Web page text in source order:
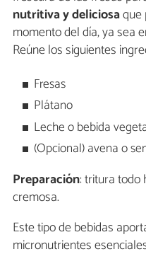
nutritiva y deliciosaque
momento del día, ya sea
Reúne los siguientes
Fresas
Plátano
Leche o bebida
(Opcional) avena o
Preparación: tritura todo
cremosa.
Este tipo de bebidas
micronutrientes